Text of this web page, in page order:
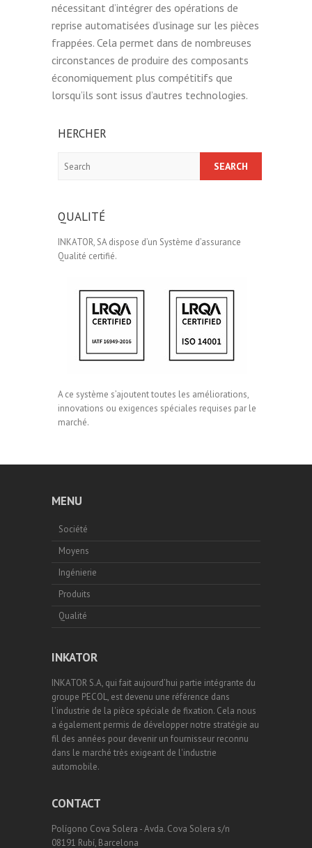
nécessitant d’intégrer des opérations de
reprise automatisées d’usinage sur les pièces
frappées. Cela permet dans de nombreuses
circonstances de produire des composants
économiquement plus compétitifs que
lorsqu’ils sont issus d’autres technologies.
HERCHER
QUALITÉ
INKATOR, SA dispose d’un Système d’assurance
Qualité certifié.
A ce système s’ajoutent toutes les améliorations,
innovations ou exigences spéciales requises par le
marché.
MENU
Société
Moyens
Ingénierie
Produits
Qualité
INKATOR
INKATOR S.A, qui fait aujourd’hui partie intégrante du
groupe PECOL, est devenu une référence dans
l'industrie de la pièce spéciale de fixation. Cela nous
a également permis de développer notre stratégie au
fil des années pour devenir un fournisseur reconnu
dans le marché très exigeant de l'industrie
automobile.
CONTACT
Polígono Cova Solera - Avda. Cova Solera s/n
08191 Rubí, Barcelona